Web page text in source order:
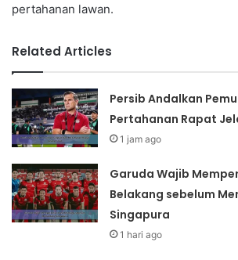
pertahanan lawan.
Related Articles
Persib Andalkan
Pertahanan Rapat
1 jam ago
Garuda Wajib
Belakang sebelum
Singapura
1 hari ago